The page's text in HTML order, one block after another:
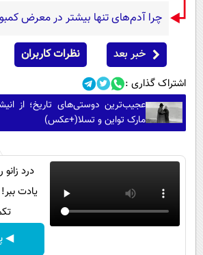
چرا آدم‌های تنها بیشتر در معرض
خبر بعد نظرات کاربران
اشتراک گذاری :
عجیب‌ترین دوستی‌های تاریخ؛ از
مارک تواین و تسلا(+عکس)
درد
یادت
◀